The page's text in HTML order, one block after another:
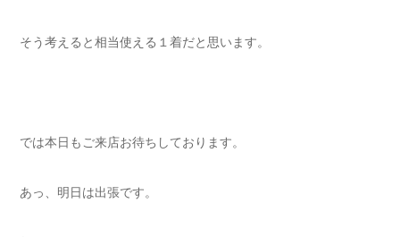
そう考えると相当使える１着だと思います。
では本日もご来店お待ちしております。
あっ、明日は出張です。